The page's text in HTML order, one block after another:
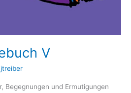
V
jtreiber
Begegnungen und Ermutigungen